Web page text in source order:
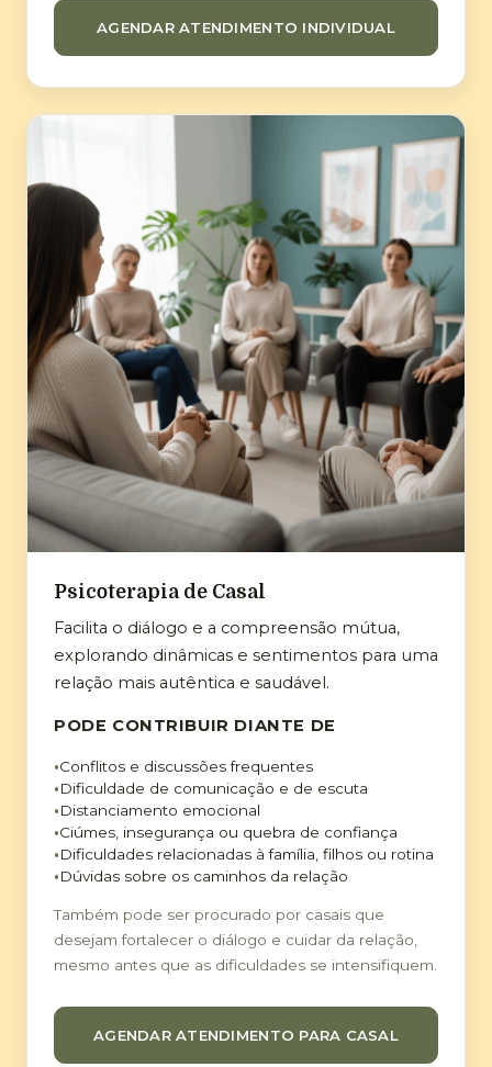
AGENDAR ATENDIMENTO INDIVIDUAL
Psicoterapia de Casal
Facilita o diálogo e a compreensão mútua,
explorando dinâmicas e sentimentos para uma
relação mais autêntica e saudável.
PODE CONTRIBUIR DIANTE DE
Conflitos e discussões frequentes
Dificuldade de comunicação e de escuta
Distanciamento emocional
Ciúmes, insegurança ou quebra de confiança
Dificuldades relacionadas à família, filhos ou rotina
Dúvidas sobre os caminhos da relação
Também pode ser procurado por casais que
desejam fortalecer o diálogo e cuidar da relação,
mesmo antes que as dificuldades se intensifiquem.
AGENDAR ATENDIMENTO PARA CASAL